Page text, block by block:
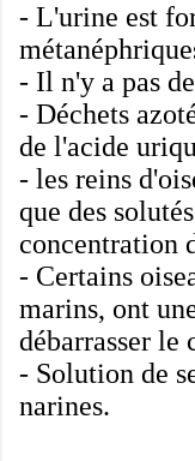
- L'urine est
- Il n'y a pas
- Déchets
de l'acide
- les reins
que des solutés
concentration
- Certains
marins, ont
débarrasser le
- Solution de
narines.